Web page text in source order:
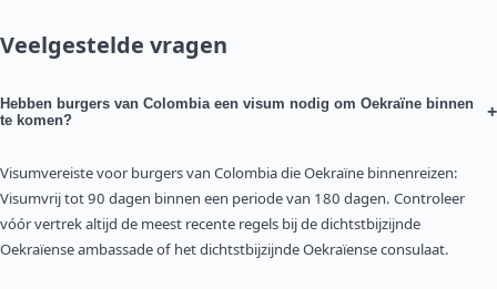
Veelgestelde vragen
Hebben burgers van Colombia een visum nodig om Oekraïne binnen
te komen?
+
Visumvereiste voor burgers van Colombia die Oekraïne binnenreizen:
Visumvrij tot 90 dagen binnen een periode van 180 dagen. Controleer
vóór vertrek altijd de meest recente regels bij de dichtstbijzijnde
Oekraïense ambassade of het dichtstbijzijnde Oekraïense consulaat.